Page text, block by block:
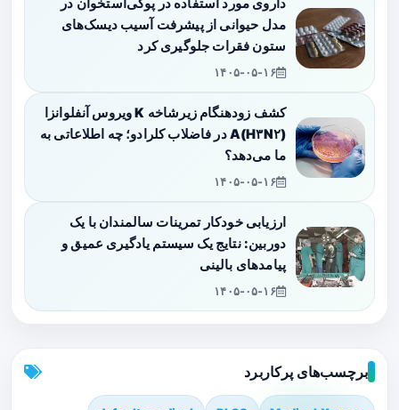
داروی مورد استفاده در پوکی‌استخوان در
مدل حیوانی از پیشرفت آسیب دیسک‌های
ستون فقرات جلوگیری کرد
۱۴۰۵-۰۵-۱۶
کشف زودهنگام زیرشاخه K ویروس آنفلوانزا
A(H۳N۲) در فاضلاب کلرادو؛ چه اطلاعاتی به
ما می‌دهد؟
۱۴۰۵-۰۵-۱۶
ارزیابی خودکار تمرینات سالمندان با یک
دوربین: نتایج یک سیستم یادگیری عمیق و
پیامدهای بالینی
۱۴۰۵-۰۵-۱۶
برچسب‌های پرکاربرد